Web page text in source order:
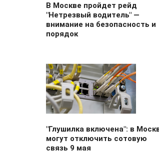
В Москве пройдет рейд
"Нетрезвый водитель" —
внимание на безопасность и
порядок
"Глушилка включена": в
могут отключить сотовую
связь 9 мая